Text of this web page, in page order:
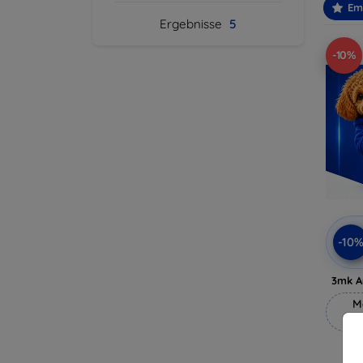
Ergebnisse 5
-10%
-10%
3mk